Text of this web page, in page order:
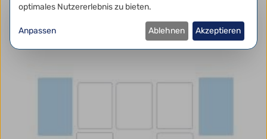
optimales Nutzererlebnis zu bieten.
Anpassen Ablehnen Akzeptieren